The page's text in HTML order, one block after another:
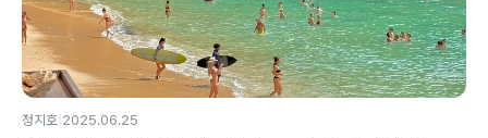
정지호 2025.06.25